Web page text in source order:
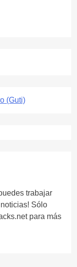
(Guti)
trabajar
Sólo
para más